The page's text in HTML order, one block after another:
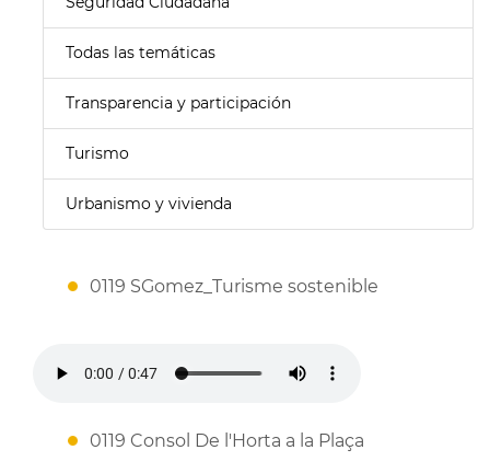
Todas las temáticas
Transparencia y participación
Turismo
Urbanismo y vivienda
0119 SGomez_Turisme sostenible
0119 Consol De l'Horta a la Plaça